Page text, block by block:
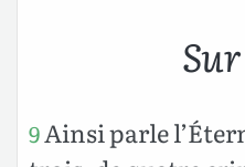
9Ainsi parle